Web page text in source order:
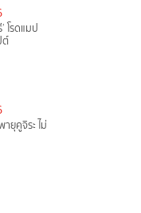
โรดแมป
ต์
ยุคูจิระ ไม่